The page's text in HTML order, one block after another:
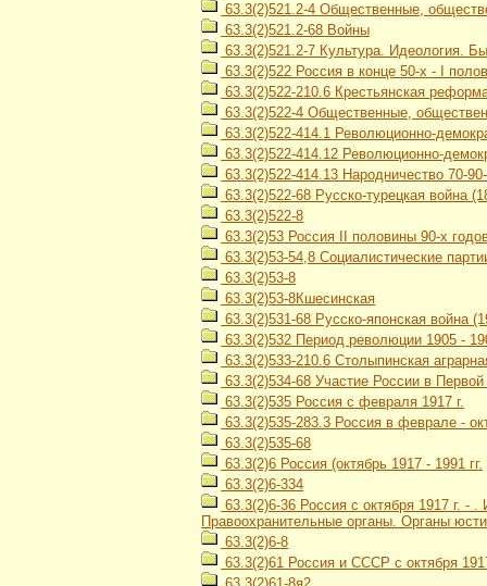
63.3(2)521.2-4 Общественные,
63.3(2)521.2-68 Войны
63.3(2)521.2-7 Культура. Идеология.
63.3(2)522 Россия в конце 50-х - I
63.3(2)522-210.6 Крестьянская
63.3(2)522-4 Общественные,
63.3(2)522-414.1 Революционно-
63.3(2)522-414.12 Революционно-
63.3(2)522-414.13 Народничество 70-
63.3(2)522-68 Русско-турецкая война
63.3(2)522-8
63.3(2)53 Россия II половины 90-х
63.3(2)53-54,8 Социалистические
63.3(2)53-8
63.3(2)53-8Кшесинская
63.3(2)531-68 Русско-японская война
63.3(2)532 Период революции 1905 -
63.3(2)533-210.6 Столыпинская
63.3(2)534-68 Участие России в
63.3(2)535 Россия с февраля 1917 г.
63.3(2)535-283.3 Россия в феврале -
63.3(2)535-68
63.3(2)6 Россия (октябрь 1917 - 1991 гг.
63.3(2)6-334
63.3(2)6-36 Россия с октября 1917 г. -
Правоохранительные органы. Органы
63.3(2)6-8
63.3(2)61 Россия и СССР с октября